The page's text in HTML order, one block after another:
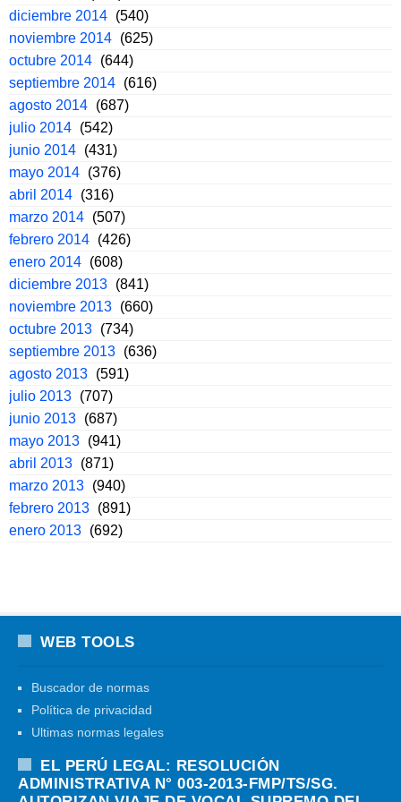
diciembre 2014 (540)
noviembre 2014 (625)
octubre 2014 (644)
septiembre 2014 (616)
agosto 2014 (687)
julio 2014 (542)
junio 2014 (431)
mayo 2014 (376)
abril 2014 (316)
marzo 2014 (507)
febrero 2014 (426)
enero 2014 (608)
diciembre 2013 (841)
noviembre 2013 (660)
octubre 2013 (734)
septiembre 2013 (636)
agosto 2013 (591)
julio 2013 (707)
junio 2013 (687)
mayo 2013 (941)
abril 2013 (871)
marzo 2013 (940)
febrero 2013 (891)
enero 2013 (692)
WEB TOOLS
Buscador de normas
Política de privacidad
Ultimas normas legales
EL PERÚ LEGAL: RESOLUCIÓN
ADMINISTRATIVA N° 003-2013-FMP/TS/SG.